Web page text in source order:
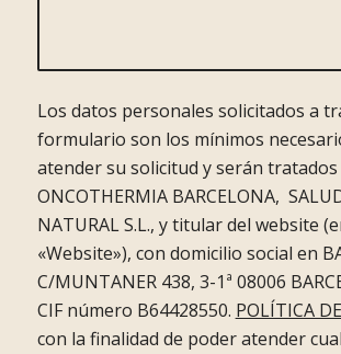
Los datos personales solicitados a
formulario son los mínimos
atender su solicitud y serán
ONCOTHERMIA BARCELONA,
NATURAL S.L., y titular del website
«Website»), con domicilio social en
C/MUNTANER 438, 3-1ª 08006
CIF número B64428550. POLÍTICA
con la finalidad de poder atender